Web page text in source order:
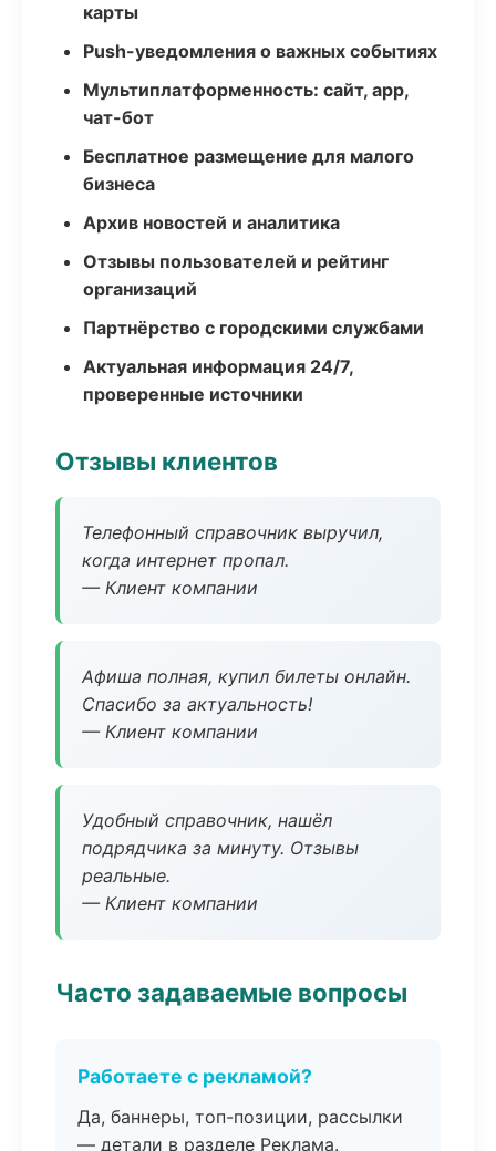
карты
Push-уведомления о важных событиях
Мультиплатформенность: сайт, app,
чат-бот
Бесплатное размещение для малого
бизнеса
Архив новостей и аналитика
Отзывы пользователей и рейтинг
организаций
Партнёрство с городскими службами
Актуальная информация 24/7,
проверенные источники
Отзывы клиентов
Телефонный справочник выручил,
когда интернет пропал.
— Клиент компании
Афиша полная, купил билеты онлайн.
Спасибо за актуальность!
— Клиент компании
Удобный справочник, нашёл
подрядчика за минуту. Отзывы
реальные.
— Клиент компании
Часто задаваемые вопросы
Работаете с рекламой?
Да, баннеры, топ-позиции, рассылки
— детали в разделе Реклама.